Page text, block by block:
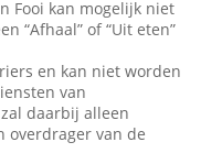
Fooi kan mogelijk niet
“Afhaal” of “Uit eten”
en kan niet worden
van
zal daarbij alleen
overdrager van de